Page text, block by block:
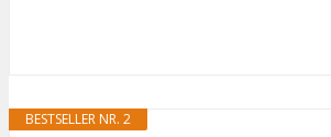
BESTSELLER NR. 2